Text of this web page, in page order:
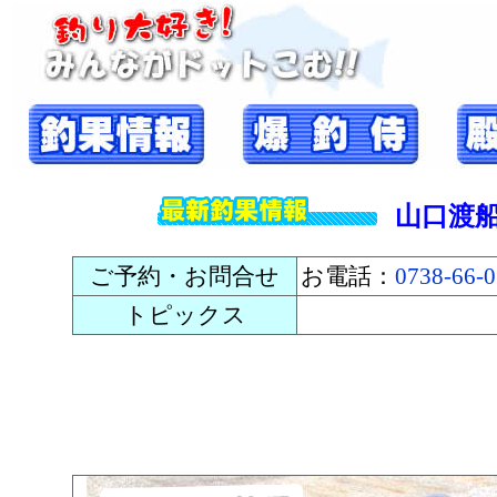
山口渡
ご予約・お問合せ お電話： 0738-66-
トピックス